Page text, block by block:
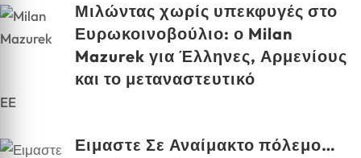
Μιλώντας χωρίς υπεκφυγές στο
Ευρωκοινοβούλιο: ο Milan
Mazurek για Έλληνες, Αρμενίους
και το μεταναστευτικό
EE
Ειμαστε Σε Αναίμακτο πόλεμο…